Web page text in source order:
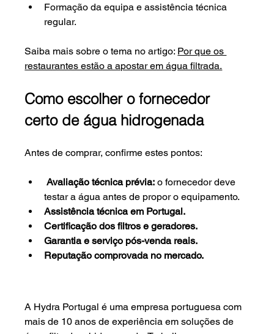
Formação da equipa e assistência técnica
regular.
Saiba mais sobre o tema no artigo: Por que os
restaurantes estão a apostar em água filtrada.
Como escolher o fornecedor
certo de água hidrogenada
Antes de comprar, confirme estes pontos:
Avaliação técnica prévia: o fornecedor deve
testar a água antes de propor o equipamento.
Assistência técnica em Portugal.
Certificação dos filtros e geradores.
Garantia e serviço pós-venda reais.
Reputação comprovada no mercado.
A Hydra Portugal é uma empresa portuguesa com
mais de 10 anos de experiência em soluções de